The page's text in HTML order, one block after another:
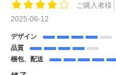
ご購入者様
2025-06-12
デザイン
品質
梱包、配送